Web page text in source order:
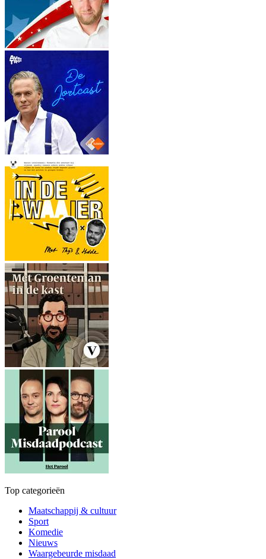
Top categorieën
Maatschappij & cultuur
Sport
Komedie
Nieuws
Waargebeurde misdaad